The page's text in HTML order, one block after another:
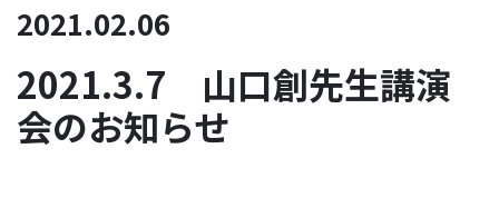
2021.02.06
2021.3.7 山口創先生講演
会のお知らせ